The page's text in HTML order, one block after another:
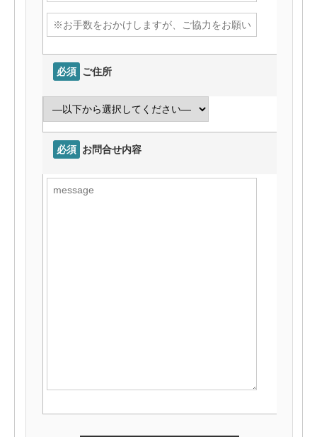
必須 ご住所
必須 お問合せ内容